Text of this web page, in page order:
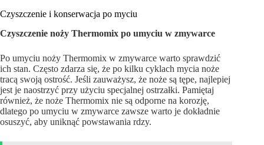
Czyszczenie i konserwacja po myciu
Czyszczenie noży Thermomix po umyciu w zmywarce
Po umyciu noży Thermomix w zmywarce warto sprawdzić
ich stan. Często zdarza się, że po kilku cyklach mycia noże
tracą swoją ostrość. Jeśli zauważysz, że noże są tępe, najlepiej
jest je naostrzyć przy użyciu specjalnej ostrzałki. Pamiętaj
również, że noże Thermomix nie są odporne na korozję,
dlatego po umyciu w zmywarce zawsze warto je dokładnie
osuszyć, aby uniknąć powstawania rdzy.